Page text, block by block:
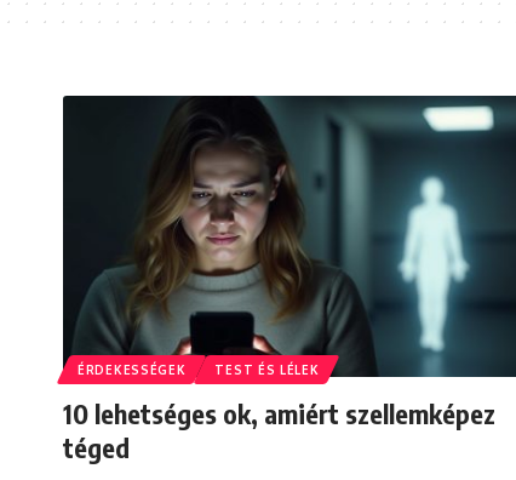
ÉRDEKESSÉGEK TEST ÉS LÉLEK
10 lehetséges ok, amiért szellemképez
téged